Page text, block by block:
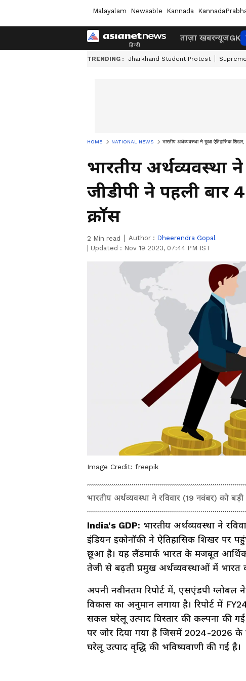
Malayalam Newsable Kannada
ताज़ा खबरन्यूजGK
TRENDING : Jharkhand Student Protest
HOME NATIONAL NEWS भारतीय अर्थव्यवस्था ने छूआ ऐतिहासिक शिखर,
भारतीय
जीडीपी ने पहली बार
क्रॉस
2 Min read Author : Dheerendra Gopal
Updated : Nov 19 2023, 07:44 PM IST
Image Credit: freepik
भारतीय अर्थव्यवस्था ने रविवार (19 नवंबर) को
India's GDP: भारतीय अर्थव्यवस्था ने
इंडियन इकोनॉकी ने ऐतिहासिक शिखर पर
छूआ है। यह लैंडमार्क भारत के मजबूत आर्थिक
तेजी से बढ़ती प्रमुख अर्थव्यवस्थाओं में भारत
अपनी नवीनतम रिपोर्ट में, एसएंडपी
विकास का अनुमान लगाया है। रिपोर्ट में
सकल घरेलू उत्पाद विस्तार की कल्पना की गई
पर जोर दिया गया है जिसमें 2024-2026 के
घरेलू उत्पाद वृद्धि की भविष्यवाणी की गई है।